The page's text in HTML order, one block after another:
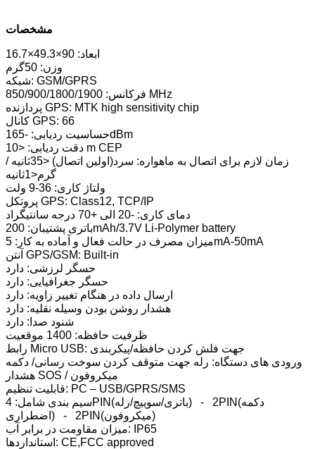
مشخصات
ابعاد: 90×49.3×16.7
وزن: 50گرم
شبکه: GSM/GPRS
فرکانس: 850/900/1800/1900 MHz
پردازنده GPS: MTK high sensitivity chip
کانال GPS: 66
حساسیت ردیابی: -165dBm
دقت ردیابی: <10 m CEP
زمان لازم برای اتصال به ماهواره: سرد(اولین اتصال) <35ثانیه /
گرم<1ثانیه
ولتاژ کاری: 36-9 ولت
پروتکل GPS: Class12, TCP/IP
دمای کاری: -20 الی +70 درجه سانتیگراد
باتری پشتیبان: 200mAh/3.7V Li-Polymer battery
میزان مصرف در حالت فعال و آماده به کار: 5mA-50mA
آنتن GPS/GSM: Built-in
حسگر لرزشی: دارد
حسگر جغرافیایی: دارد
ارسال داده در هنگام تغییر زاویه: دارد
هشدار روشن بودن وسیله نقلیه: دارد
شنود صدا: دارد
ظرفیت حافظه: 1400 موقعیت
رابط Micro USB: جهت فلش کردن حافظه/پیکربندی
ورودی های دستگاه: رله جهت متوقف کردن سوخت رسانی/ دکمه
هشدار SOS / میکروفون
قابلیت تنظیم: PC – USB/GPRS/SMS
سیم بندی شامل: 4PIN(باتری/سوییچ/رله) - 2PIN(دکمه
اضطراری) - 2PIN(میکروفون)
میزان مقاومت در برابر آب: IP65
استانداردها: CE,FCC approved